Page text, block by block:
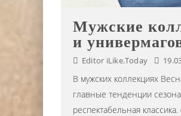
Мужские
и
Editor iLike.Today
В мужских коллекциях
главные тенденции
респектабельная